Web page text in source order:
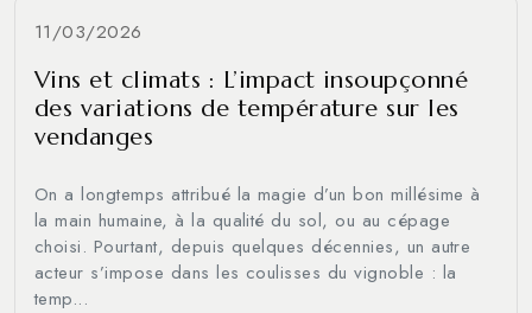
11/03/2026
Vins et climats : L’impact insoupçonné
des variations de température sur les
vendanges
On a longtemps attribué la magie d’un bon millésime à
la main humaine, à la qualité du sol, ou au cépage
choisi. Pourtant, depuis quelques décennies, un autre
acteur s’impose dans les coulisses du vignoble : la
temp...